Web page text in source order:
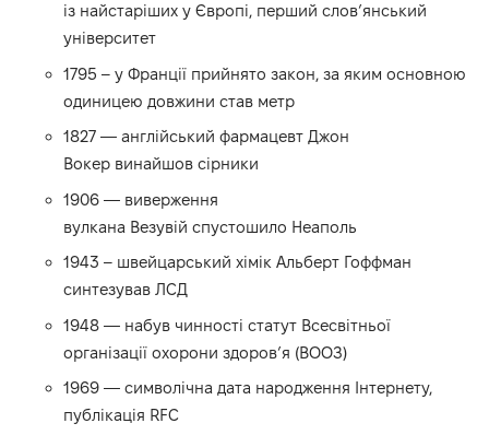
із найстаріших у Європі, перший слов’янський
університет
1795 – у Франції прийнято закон, за яким основною
одиницею довжини став метр
1827 — англійський фармацевт Джон
Вокер винайшов сірники
1906 — виверження
вулкана Везувій спустошило Неаполь
1943 – швейцарський хімік Альберт Гоффман
синтезував ЛСД
1948 — набув чинності статут Всесвітньої
організації охорони здоров’я (ВООЗ)
1969 — символічна дата народження Інтернету,
публікація RFC